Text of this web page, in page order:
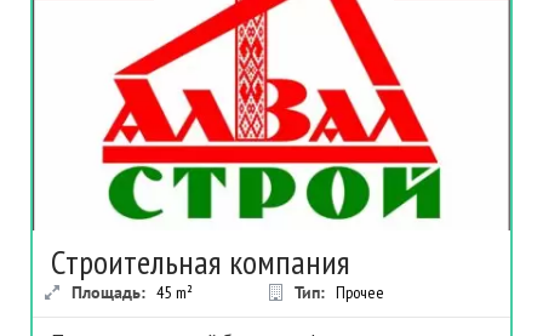
Строительная компания
Площадь: 45 m² Тип: Прочее